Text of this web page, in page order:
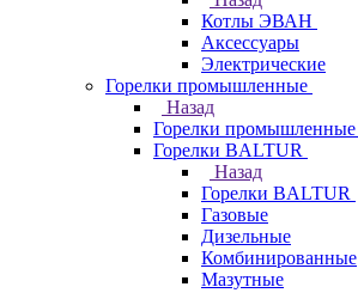
Котлы ЭВАН
Аксессуары
Электрические
Горелки промышленные
Назад
Горелки промышленные
Горелки BALTUR
Назад
Горелки BALTUR
Газовые
Дизельные
Комбинированные
Мазутные